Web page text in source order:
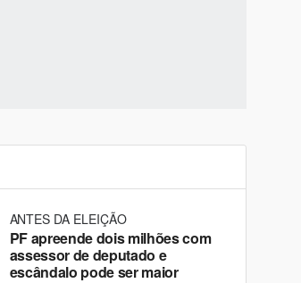
ANTES DA ELEIÇÃO
PF apreende dois milhões com
assessor de deputado e
escândalo pode ser maior